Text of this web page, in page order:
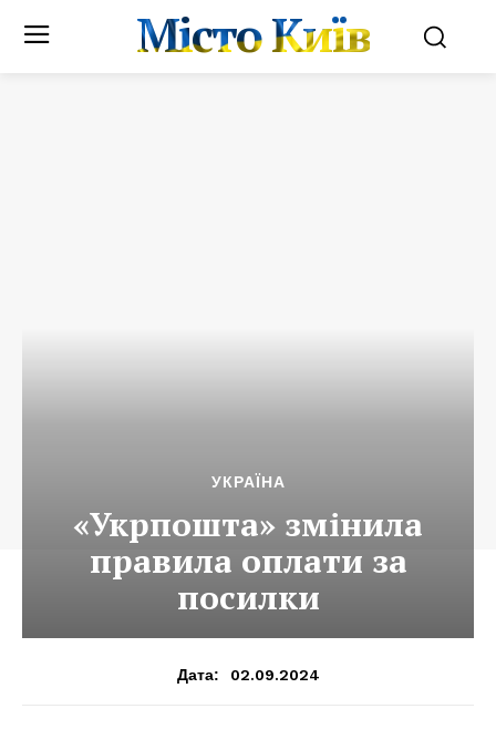
Місто Київ
УКРАЇНА
«Укрпошта» змінила
правила оплати за
посилки
Дата: 02.09.2024